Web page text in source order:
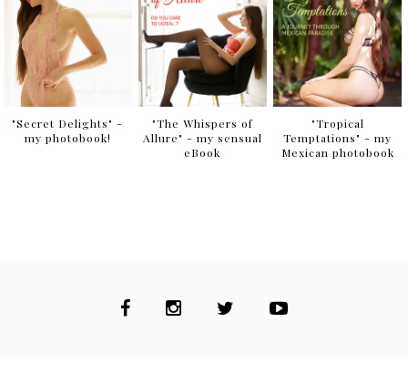
"Secret Delights" -
my photobook!
"The Whispers of
Allure" - my sensual
eBook
"Tropical
Temptations" - my
Mexican photobook